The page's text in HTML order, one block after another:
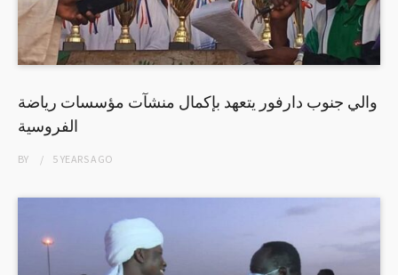
والي جنوب دارفور يتعهد بإكمال منشآت مؤسسات رياضة
الفروسية
BY 5 YEARSAGO